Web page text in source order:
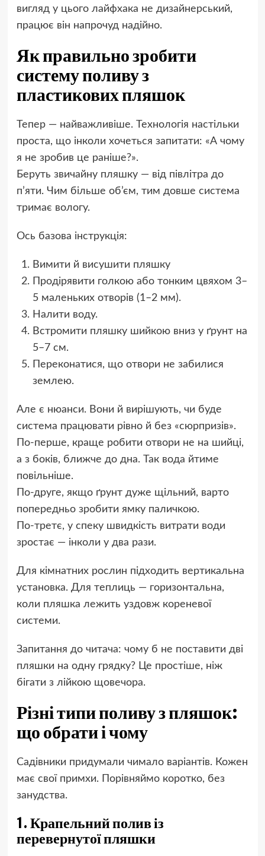
вигляд у цього лайфхака не дизайнерський,
працює він напрочуд надійно.
Як правильно зробити
систему поливу з
пластикових пляшок
Тепер — найважливіше. Технологія настільки
проста, що інколи хочеться запитати: «А чому
я не зробив це раніше?».
Беруть звичайну пляшку — від півлітра до
п’яти. Чим більше об’єм, тим довше система
тримає вологу.
Ось базова інструкція:
Вимити й висушити пляшку
Продірявити голкою або тонким цвяхом 3–
5 маленьких отворів (1–2 мм).
Налити воду.
Встромити пляшку шийкою вниз у ґрунт на
5–7 см.
Переконатися, що отвори не забилися
землею.
Але є нюанси. Вони й вирішують, чи буде
система працювати рівно й без «сюрпризів».
По-перше, краще робити отвори не на шийці,
а з боків, ближче до дна. Так вода йтиме
повільніше.
По-друге, якщо ґрунт дуже щільний, варто
попередньо зробити ямку паличкою.
По-третє, у спеку швидкість витрати води
зростає — інколи у два рази.
Для кімнатних рослин підходить вертикальна
установка. Для теплиць — горизонтальна,
коли пляшка лежить уздовж кореневої
системи.
Запитання до читача: чому б не поставити дві
пляшки на одну грядку? Це простіше, ніж
бігати з лійкою щовечора.
Різні типи поливу з пляшок:
що обрати і чому
Садівники придумали чимало варіантів. Кожен
має свої примхи. Порівняймо коротко, без
занудства.
1. Крапельний полив із
перевернутої пляшки